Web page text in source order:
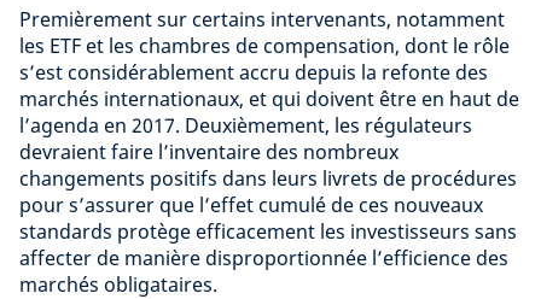
Premièrement sur certains intervenants, notamment
les ETF et les chambres de compensation, dont le rôle
s’est considérablement accru depuis la refonte des
marchés internationaux, et qui doivent être en haut de
l’agenda en 2017. Deuxièmement, les régulateurs
devraient faire l’inventaire des nombreux
changements positifs dans leurs livrets de procédures
pour s’assurer que l’effet cumulé de ces nouveaux
standards protège efficacement les investisseurs sans
affecter de manière disproportionnée l’efficience des
marchés obligataires.